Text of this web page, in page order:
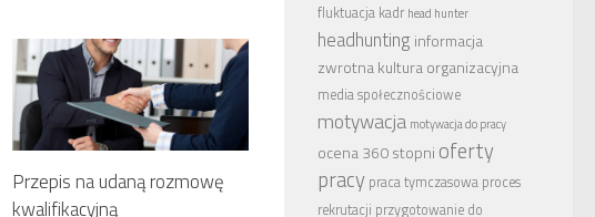
Przepis na udaną rozmowę
kwalifikacyjną
fluktuacja kadr head hunter
headhunting informacja
zwrotnakultura organizacyjna
media społecznościowe
motywacja motywacja do pracy
ocena 360 stopni oferty
pracy praca tymczasowa proces
rekrutacji przygotowanie do